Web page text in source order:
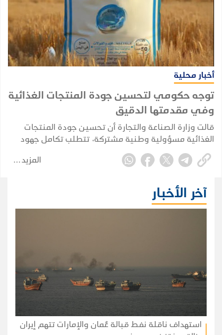
أخبار محلية
توجه حكومي لتحسين جودة المنتجات الغذائية
وفي مقدمتها الدقيق
قالت وزارة الصناعة والتجارة أن تحسين جودة المنتجات
الغذائية مسؤولية وطنية مشتركة، تتطلب تكامل جهود
الدولة والقطاع الخاص.. وأكدت استمرارها بدعم المبادرات
والبرامج الهادفة إلى الارتقاء بجودة السلع الأساسية،
استقرار الأسواق، بما يخدم المصلحة العامة ويدعم مسارات
التنمية الاقتصادية المستدامة.
المزيد
آخر الأخبار
استهداف ناقلة نفط قبالة عُمان والإمارات تتهم إيران